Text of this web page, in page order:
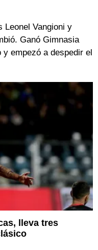
Leonel Vangioni y
Ganó Gimnasia
empezó a despedir el
lleva tres